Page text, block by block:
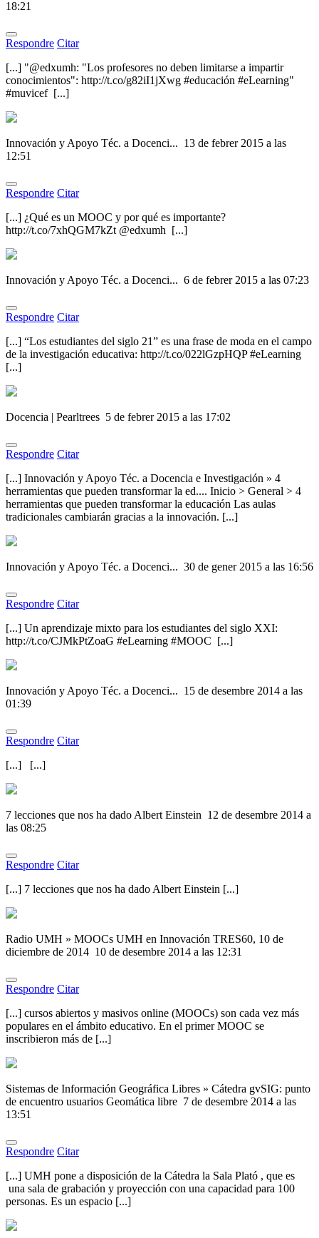
18:21
Respondre Citar
[...] "@edxumh: "Los profesores no deben limitarse a impartir
conocimientos": http://t.co/g82iI1jXwg #educación #eLearning"
#muvicef [...]
Innovación y Apoyo Téc. a Docenci... 13 de febrer 2015 a las
12:51
Respondre Citar
[...] ¿Qué es un MOOC y por qué es importante?
http://t.co/7xhQGM7kZt @edxumh [...]
Innovación y Apoyo Téc. a Docenci... 6 de febrer 2015 a las 07:23
Respondre Citar
[...] “Los estudiantes del siglo 21” es una frase de moda en el campo
de la investigación educativa: http://t.co/022lGzpHQP #eLearning
[...]
Docencia | Pearltrees 5 de febrer 2015 a las 17:02
Respondre Citar
[...] Innovación y Apoyo Téc. a Docencia e Investigación » 4
herramientas que pueden transformar la ed.... Inicio > General > 4
herramientas que pueden transformar la educación Las aulas
tradicionales cambiarán gracias a la innovación. [...]
Innovación y Apoyo Téc. a Docenci... 30 de gener 2015 a las 16:56
Respondre Citar
[...] Un aprendizaje mixto para los estudiantes del siglo XXI:
http://t.co/CJMkPtZoaG #eLearning #MOOC [...]
Innovación y Apoyo Téc. a Docenci... 15 de desembre 2014 a las
01:39
Respondre Citar
[...] [...]
7 lecciones que nos ha dado Albert Einstein 12 de desembre 2014 a
las 08:25
Respondre Citar
[...] 7 lecciones que nos ha dado Albert Einstein [...]
Radio UMH » MOOCs UMH en Innovación TRES60, 10 de
diciembre de 2014 10 de desembre 2014 a las 12:31
Respondre Citar
[...] cursos abiertos y masivos online (MOOCs) son cada vez más
populares en el ámbito educativo. En el primer MOOC se
inscribieron más de [...]
Sistemas de Información Geográfica Libres » Cátedra gvSIG: punto
de encuentro usuarios Geomática libre 7 de desembre 2014 a las
13:51
Respondre Citar
[...] UMH pone a disposición de la Cátedra la Sala Plató , que es
una sala de grabación y proyección con una capacidad para 100
personas. Es un espacio [...]